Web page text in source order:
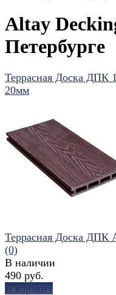
Altay
Петербурге
Террасная Доска ДПК
20мм
Террасная Доска ДПК
(0)
В наличии
490 руб.
В корзину